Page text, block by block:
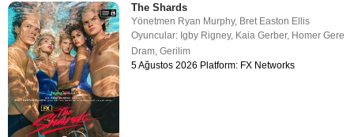
The Shards
Yönetmen Ryan Murphy, Bret Easton Ellis
Oyuncular: Igby Rigney, Kaia Gerber, Homer Gere
Dram ,Gerilim
5 Ağustos 2026 Platform: FX Networks